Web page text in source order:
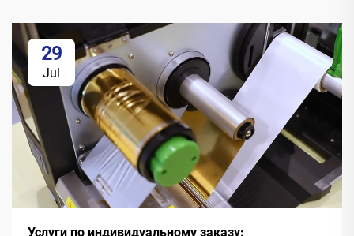
29
Jul
Услуги по индивидуальному заказу: